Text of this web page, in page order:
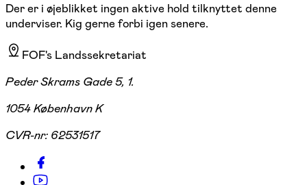
Der er i øjeblikket ingen aktive hold tilknyttet denne
underviser. Kig gerne forbi igen senere.
FOF's Landssekretariat
Peder Skrams Gade 5, 1.
1054 København K
CVR-nr: 62531517